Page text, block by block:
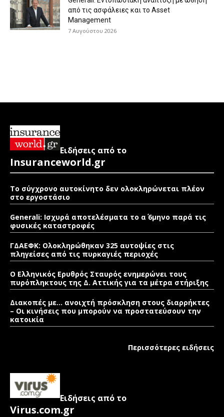
από τις ασφάλειες και το Asset
Management
7 Αυγούστου 2026
Ειδήσεις από το
Insuranceworld.gr
Το σύγχρονο αυτοκίνητο δεν ολοκληρώνεται πλέον
στο εργοστάσιο
Generali: Ισχυρά αποτελέσματα το α΄ 6μηνο παρά τις
φυσικές καταστροφές
ΓΔΑΕΦΚ: Ολοκληρώθηκαν 325 αυτοψίες στις
πληγείσες από τις πυρκαγιές περιοχές
Ο Ελληνικός Ερυθρός Σταυρός ενημερώνει τους
πυρόπληκτους της Δ. Αττικής για τα μέτρα στήριξης
Διακοπές με… ανοιχτή πρόσκληση στους διαρρήκτες
– Οι κινήσεις που μπορούν να προστατεύσουν την
κατοικία
Περισσότερες ειδήσεις
Ειδήσεις από το
Virus.com.gr